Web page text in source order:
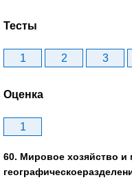
Тесты
1 2 3
Оценка
1
60. Мировое хозяйство и